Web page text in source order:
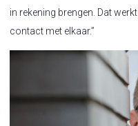
in rekening brengen. Dat
contact met elkaar.”